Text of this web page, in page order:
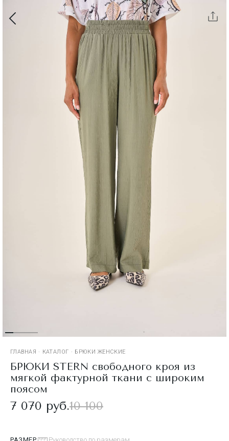
ГЛАВНАЯ · КАТАЛОГ · БРЮКИ ЖЕНСКИЕ
БРЮКИ STERN свободного кроя из
мягкой фактурной ткани с широким
поясом
7 070 руб.10 100